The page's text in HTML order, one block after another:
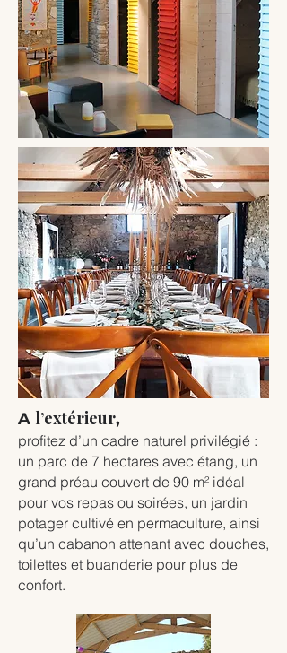
A l’extérieur,
profitez d’un cadre naturel privilégié :
un parc de 7 hectares avec étang, un
grand préau couvert de 90 m² idéal
pour vos repas ou soirées, un jardin
potager cultivé en permaculture, ainsi
qu’un cabanon attenant avec douches,
toilettes et buanderie pour plus de
confort.